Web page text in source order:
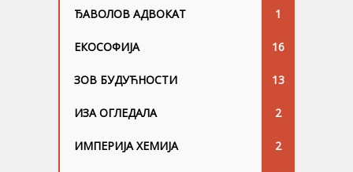
ЂАВОЛОВ АДВОКАТ 1
ЕКОСОФИЈА 16
ЗОВ БУДУЋНОСТИ 13
ИЗА ОГЛЕДАЛА 2
ИМПЕРИЈА ХЕМИЈА 2